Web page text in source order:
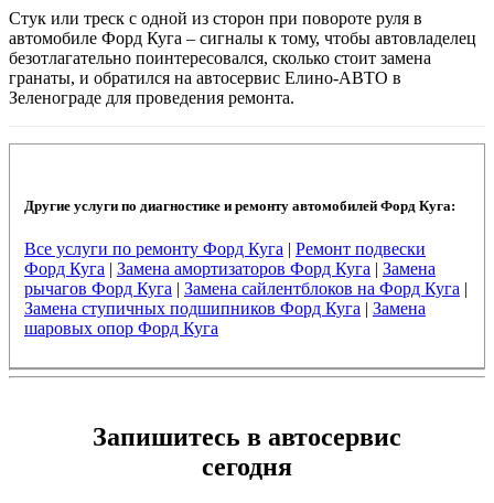
Стук или треск с одной из сторон при повороте руля в
автомобиле Форд Куга – сигналы к тому, чтобы автовладелец
безотлагательно поинтересовался, сколько стоит замена
гранаты, и обратился на автосервис Елино-АВТО в
Зеленограде для проведения ремонта.
Другие услуги по диагностике и ремонту автомобилей Форд Куга:
Все услуги по ремонту Форд Куга | Ремонт подвески
Форд Куга | Замена амортизаторов Форд Куга | Замена
рычагов Форд Куга | Замена сайлентблоков на Форд Куга |
Замена ступичных подшипников Форд Куга | Замена
шаровых опор Форд Куга
Запишитесь в автосервис
сегодня